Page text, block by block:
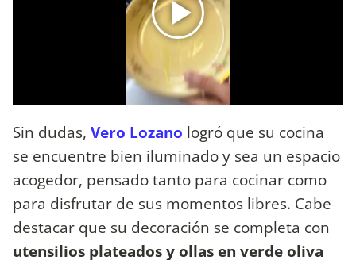
Sin dudas, Vero Lozano logró que su cocina
se encuentre bien iluminado y sea un espacio
acogedor, pensado tanto para cocinar como
para disfrutar de sus momentos libres. Cabe
destacar que su decoración se completa con
utensilios plateados y ollas en verde oliva